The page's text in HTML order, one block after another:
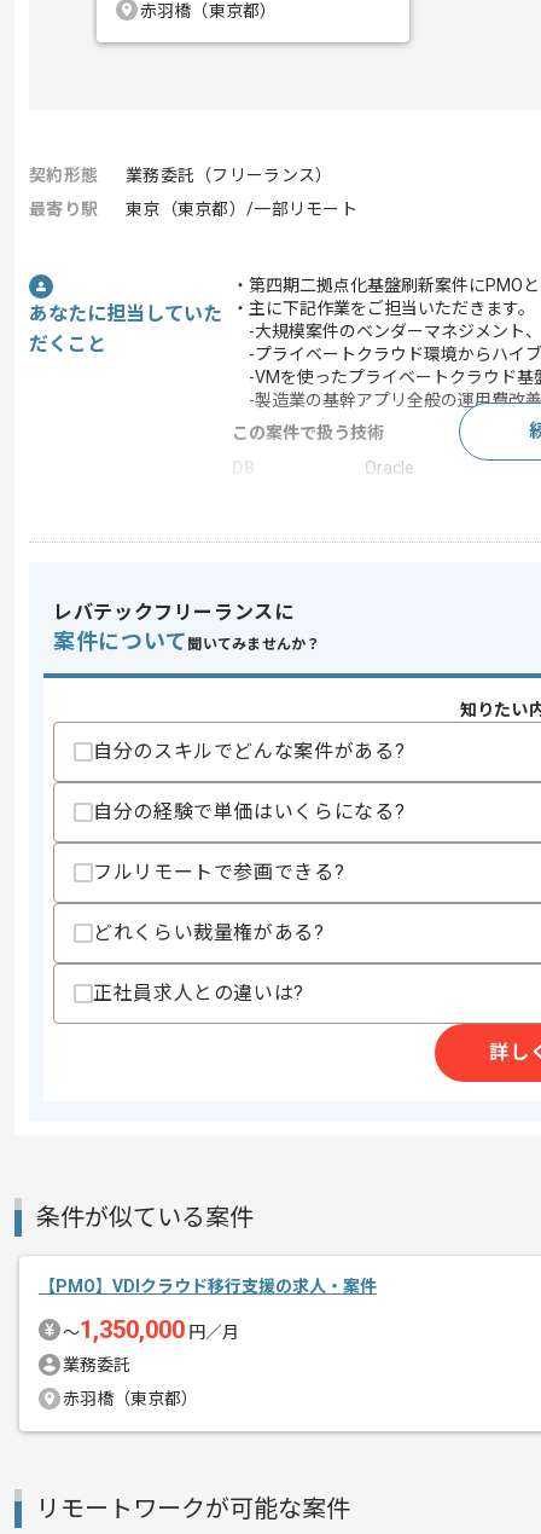
赤羽橋（東京都）
契約形態
業務委託（フリーランス）
最寄り駅
東京（東京都）/一部リモート
あなたに担当していた
だくこと
・第四期二拠点化基盤刷新案件にPMO
・主に下記作業をご担当いただきます。
-大規模案件のベンダーマネジメント
-プライベートクラウド環境からハイ
-VMを使ったプライベートクラウド基
-製造業の基幹アプリ全般の運用費改
この案件で扱う技術
DB
Oracle
業務内容
ベンダーコントロール
求めるスキル
・大規模案件のベンダーマネジメント
・プライベートクラウド環境からハイ
・VMを使ったプライベートクラウド基
歓迎スキル
・Slerとして、基幹アプリにおける試験
・クライアント内のグループ事業会社
スキルに不安がある方へ
上記に似た経験やスキルをお持ちであれば申
エージェントからのコ
メント
複数案件を保有している企業ですので、
レバテックフリーランスに
案件について 聞いてみませんか？
知りたい
自分のスキルでどんな案件がある?
自分の経験で単価はいくらになる?
フルリモートで参画できる?
どれくらい裁量権がある?
正社員求人との違いは?
詳し
条件が似ている案件
【PMO】VDIクラウド移行支援の求人・案件
〜1,350,000 円／月
業務委託
赤羽橋（東京都）
リモートワークが可能な案件